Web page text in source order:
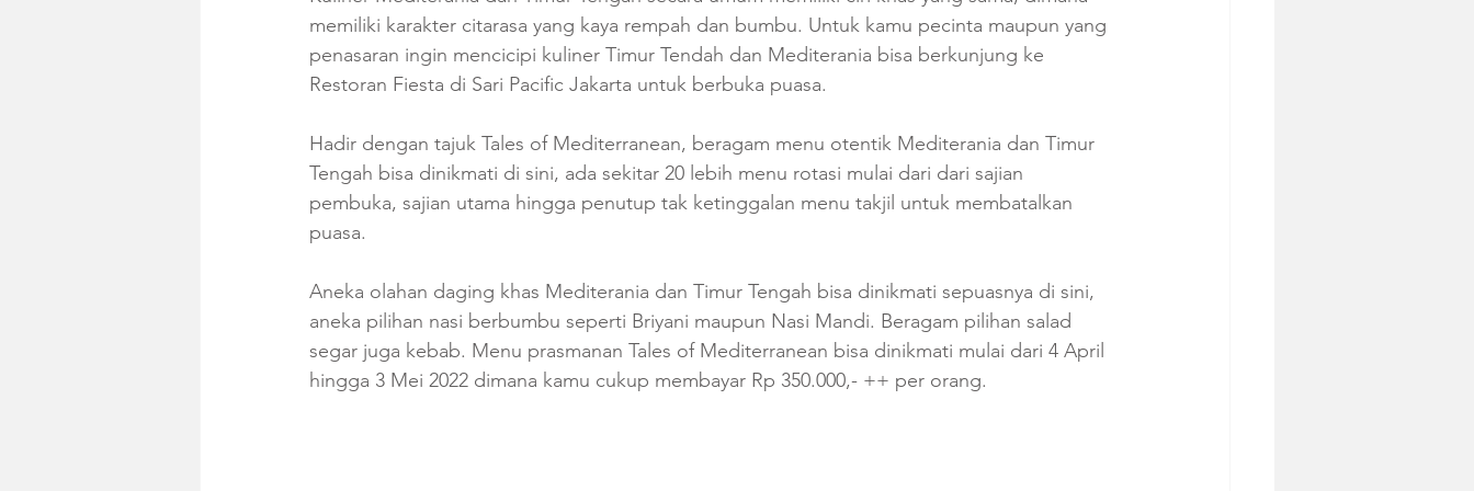
memiliki karakter citarasa yang kaya rempah dan bumbu. Untuk kamu pecinta maupun yang
penasaran ingin mencicipi kuliner Timur Tendah dan Mediterania bisa berkunjung ke
Restoran Fiesta di Sari Pacific Jakarta untuk berbuka puasa.
Hadir dengan tajuk Tales of Mediterranean, beragam menu otentik Mediterania dan Timur
Tengah bisa dinikmati di sini, ada sekitar 20 lebih menu rotasi mulai dari dari sajian
pembuka, sajian utama hingga penutup tak ketinggalan menu takjil untuk membatalkan
puasa.
Aneka olahan daging khas Mediterania dan Timur Tengah bisa dinikmati sepuasnya di sini,
aneka pilihan nasi berbumbu seperti Briyani maupun Nasi Mandi. Beragam pilihan salad
segar juga kebab. Menu prasmanan Tales of Mediterranean bisa dinikmati mulai dari 4 April
hingga 3 Mei 2022 dimana kamu cukup membayar Rp 350.000,- ++ per orang.